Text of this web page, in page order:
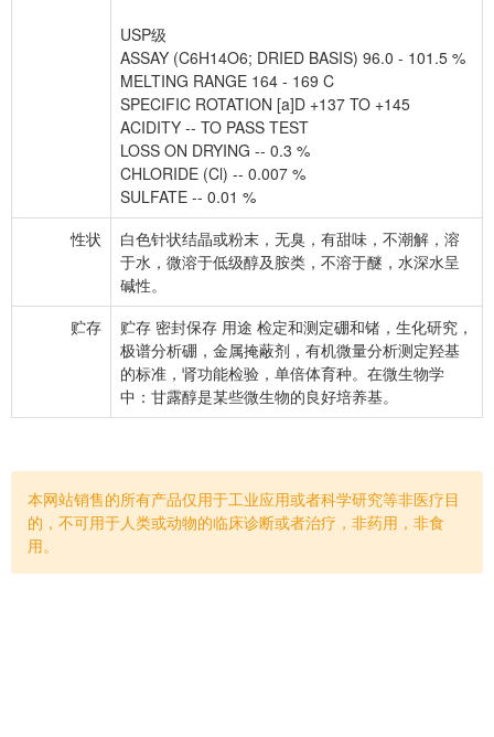
USP级
ASSAY (C6H14O6; DRIED BASIS) 96.0 - 101.5 %
MELTING RANGE 164 - 169 C
SPECIFIC ROTATION [a]D +137 TO +145
ACIDITY -- TO PASS TEST
LOSS ON DRYING -- 0.3 %
CHLORIDE (Cl) -- 0.007 %
SULFATE -- 0.01 %
性状
白色针状结晶或粉末，无臭，有甜味，不潮解，溶
于水，微溶于低级醇及胺类，不溶于醚，水深水呈
碱性。
贮存
贮存 密封保存 用途 检定和测定硼和锗，生化研究，
极谱分析硼，金属掩蔽剂，有机微量分析测定羟基
的标准，肾功能检验，单倍体育种。在微生物学
中：甘露醇是某些微生物的良好培养基。
本网站销售的所有产品仅用于工业应用或者科学研究等非医疗目
的，不可用于人类或动物的临床诊断或者治疗，非药用，非食
用。